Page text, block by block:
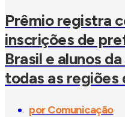
Prêmio registra
inscrições de
Brasil e alunos
todas as regiões
porComunicação